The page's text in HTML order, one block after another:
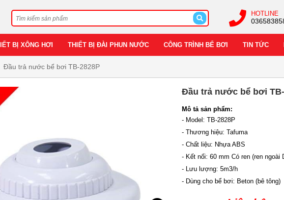
HOTLINE
BỊ XÔNG HƠI THIẾT BỊ ĐÀI PHUN NƯỚC CÔNG TRÌNH BỂ BƠI TIN TỨC
Đầu trả nước bể bơi TB-2828P
Đầu trả nước bể bơi
Mô tả sản phẩm:
- Model: TB-2828P
- Thương hiệu: Tafuma
- Chất liệu: Nhựa ABS
- Kết nối: 60 mm Có ren (ren ngoài
- Lưu lượng: 5m3/h
- Dùng cho bể bơi: Beton (bê tông)